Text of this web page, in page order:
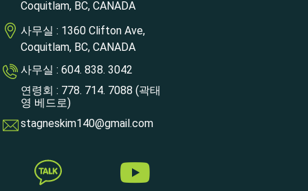
Coquitlam, BC, CANADA
사무실 : 1360 Clifton Ave,
Coquitlam, BC, CANADA
사무실 : 604. 838. 3042
연령회 : 778. 714. 7088 (곽태
영 베드로)
stagneskim140@gmail.com